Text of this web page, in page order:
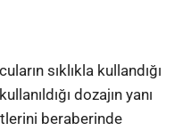
sıklıkla kullandığı
dozajın yanı
beraberinde